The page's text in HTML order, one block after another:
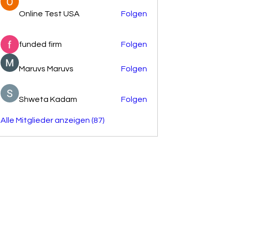
Online Test USA Folgen
funded firm Folgen
Maruvs Maruvs Folgen
Shweta Kadam Folgen
Alle Mitglieder anzeigen (87)